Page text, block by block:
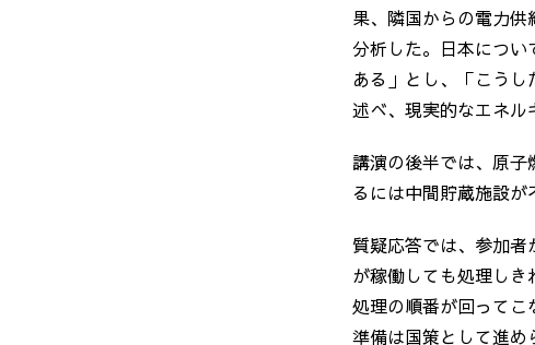
果、隣国からの電力
分析した。日本につい
ある」とし、「こう
述べ、現実的なエネル
講演の後半では、原
るには中間貯蔵施設が
質疑応答では、参加
が稼働しても処理し
処理の順番が回って
準備は国策として進